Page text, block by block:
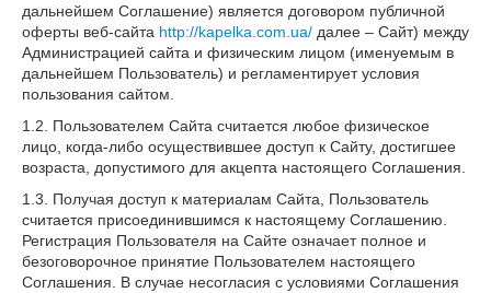
дальнейшем Соглашение) является договором публичной
оферты веб-сайта http://kapelka.com.ua/ далее – Сайт) между
Администрацией сайта и физическим лицом (именуемым в
дальнейшем Пользователь) и регламентирует условия
пользования сайтом.
1.2. Пользователем Сайта считается любое физическое
лицо, когда-либо осуществившее доступ к Сайту, достигшее
возраста, допустимого для акцепта настоящего Соглашения.
1.3. Получая доступ к материалам Сайта, Пользователь
считается присоединившимся к настоящему Соглашению.
Регистрация Пользователя на Сайте означает полное и
безоговорочное принятие Пользователем настоящего
Соглашения. В случае несогласия с условиями Соглашения